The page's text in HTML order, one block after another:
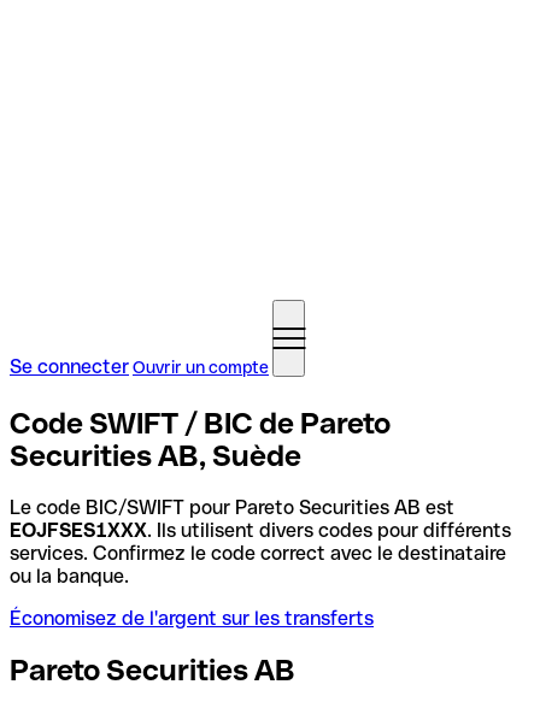
Se connecterOuvrir un compte
Code SWIFT / BIC de Pareto
Securities AB, Suède
Le code BIC/SWIFT pour Pareto Securities AB est
EOJFSES1XXX. Ils utilisent divers codes pour différents
services. Confirmez le code correct avec le destinataire
ou la banque.
Économisez de l'argent sur les transferts
Pareto Securities AB